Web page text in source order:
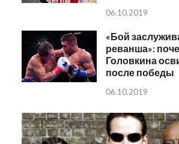
06.10.2019
«Бой
реванша»:
Головкина
после победы
06.10.2019